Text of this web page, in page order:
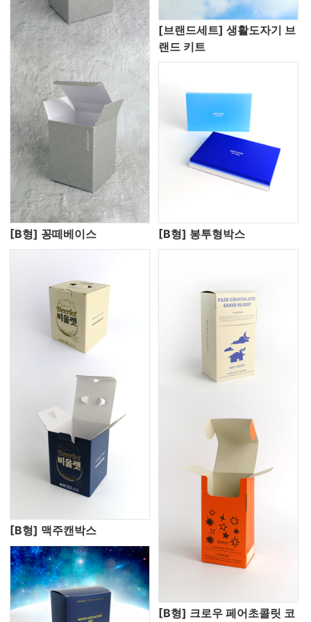
[B형] 꽁떼베이스
[브랜드세트] 생활도자기 브
랜드 키트
[B형] 맥주캔박스
[B형] 봉투형박스
[B형] 크로우 페어초콜릿 코